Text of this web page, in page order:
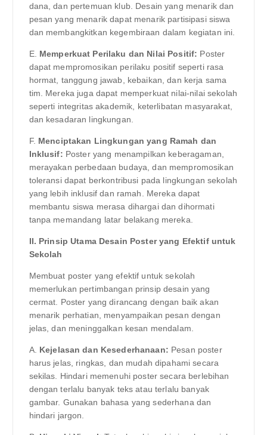
dana, dan pertemuan klub. Desain yang menarik dan
pesan yang menarik dapat menarik partisipasi siswa
dan membangkitkan kegembiraan dalam kegiatan ini.
E. Memperkuat Perilaku dan Nilai Positif: Poster
dapat mempromosikan perilaku positif seperti rasa
hormat, tanggung jawab, kebaikan, dan kerja sama
tim. Mereka juga dapat memperkuat nilai-nilai sekolah
seperti integritas akademik, keterlibatan masyarakat,
dan kesadaran lingkungan.
F. Menciptakan Lingkungan yang Ramah dan
Inklusif: Poster yang menampilkan keberagaman,
merayakan perbedaan budaya, dan mempromosikan
toleransi dapat berkontribusi pada lingkungan sekolah
yang lebih inklusif dan ramah. Mereka dapat
membantu siswa merasa dihargai dan dihormati
tanpa memandang latar belakang mereka.
II. Prinsip Utama Desain Poster yang Efektif untuk
Sekolah
Membuat poster yang efektif untuk sekolah
memerlukan pertimbangan prinsip desain yang
cermat. Poster yang dirancang dengan baik akan
menarik perhatian, menyampaikan pesan dengan
jelas, dan meninggalkan kesan mendalam.
A. Kejelasan dan Kesederhanaan: Pesan poster
harus jelas, ringkas, dan mudah dipahami secara
sekilas. Hindari memenuhi poster secara berlebihan
dengan terlalu banyak teks atau terlalu banyak
gambar. Gunakan bahasa yang sederhana dan
hindari jargon.